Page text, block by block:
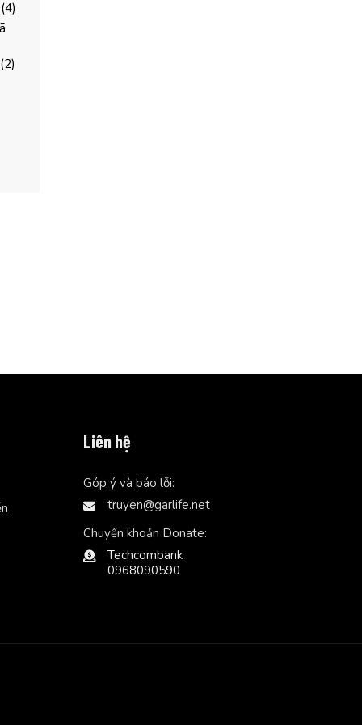
Liên hệ
Góp ý và báo lỗi:
truyen@garlife.net
Chuyển khoản Donate:
Techcombank
0968090590